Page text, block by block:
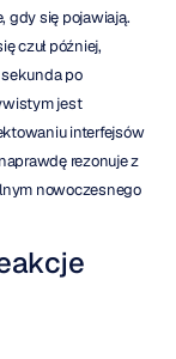
gdy się pojawiają.
czuł później,
po
jest
interfejsów
rezonuje z
odbiorcami. Takie podejście jest kamieniem węgielnym nowoczesnego